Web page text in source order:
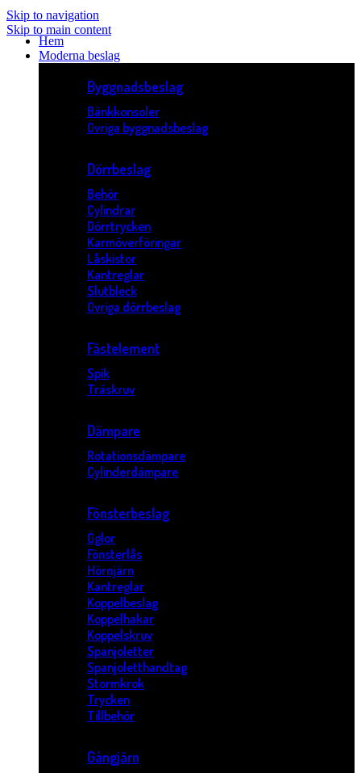
Skip to navigation
Skip to main content
Hem
Moderna beslag
Byggnadsbeslag
Bänkkonsoler
Övriga byggnadsbeslag
Dörrbeslag
Behör
Cylindrar
Dörrtrycken
Karmöverföringar
Låskistor
Kantreglar
Slutbleck
Övriga dörrbeslag
Fästelement
Spik
Träskruv
Dämpare
Rotationsdämpare
Cylinderdämpare
Fönsterbeslag
Öglor
Fönsterlås
Hörnjärn
Kantreglar
Koppelbeslag
Koppelhakar
Koppelskruv
Spanjoletter
Spanjoletthandtag
Stormkrok
Trycken
Tillbehör
Gångjärn